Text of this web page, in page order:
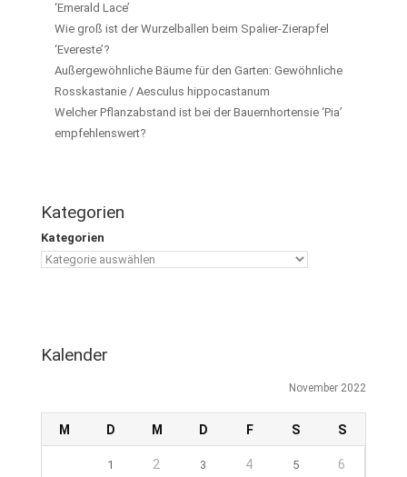
‘Emerald Lace’
Wie groß ist der Wurzelballen beim Spalier-Zierapfel
‘Evereste’?
Außergewöhnliche Bäume für den Garten: Gewöhnliche
Rosskastanie / Aesculus hippocastanum
Welcher Pflanzabstand ist bei der Bauernhortensie ‘Pia’
empfehlenswert?
Kategorien
Kategorien
Kalender
November 2022
M D M D F S S
1 2 3 4 5 6